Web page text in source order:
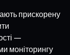
прискорену
—
моніторингу